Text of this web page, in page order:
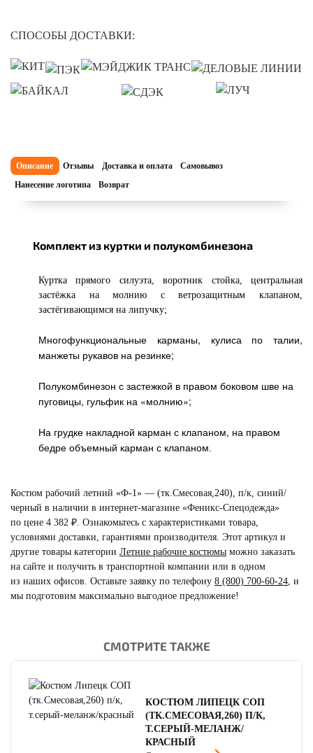
СПОСОБЫ ДОСТАВКИ:
Описание Отзывы Доставка и оплата
Самовывоз
Нанесение логотипа
Возврат
Комплект из куртки и полукомбинезона
Куртка прямого силуэта, воротник стойка, центральная
застёжка на молнию с ветрозащитным клапаном,
застёгивающимся на липучку;
Многофункциональные карманы, кулиса по талии,
манжеты рукавов на резинке;
Полукомбинезон с застежкой в правом боковом шве на
пуговицы, гульфик на «молнию»;
На грудке накладной карман с клапаном, на правом
бедре объемный карман с клапаном.
Костюм рабочий летний «Ф-1» — (тк.Смесовая,240), п/к, синий/
черный в наличии в интернет-магазине «Феникс-Спецодежда»
по цене 4 382 ₽. Ознакомьтесь с характеристиками товара,
условиями доставки, гарантиями производителя. Этот артикул и
другие товары категории Летние рабочие костюмы можно заказать
на сайте и получить в транспортной компании или в одном
из наших офисов. Оставьте заявку по телефону 8 (800) 700-60-24 и
мы подготовим максимально выгодное предложение!
4.5 читать отзывы
СМОТРИТЕ ТАКЖЕ
КОСТЮМ ЛИПЕЦК СОП
(ТК.СМЕСОВАЯ,260) П/К,
Т.СЕРЫЙ-МЕЛАНЖ/
КРАСНЫЙ